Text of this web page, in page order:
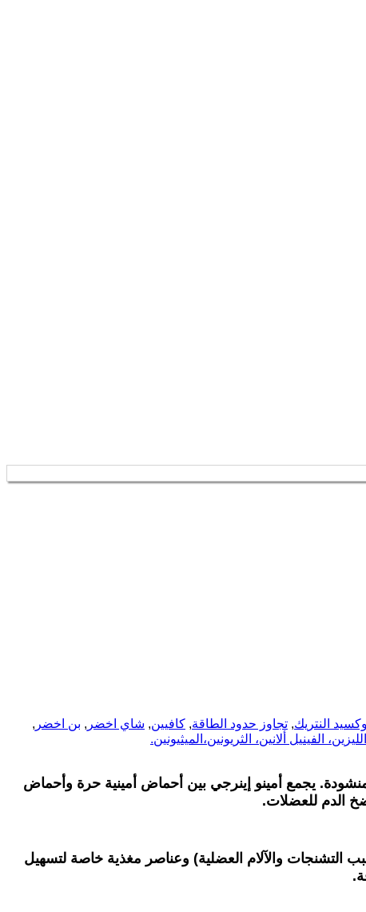
اوكسيد النتريك, تجاوز حدود الطاقة, كافيين, شاي اخضر , بن اخضر ,
الفينيل ألانين، الثريونين،الميثيونين.
يجمع أمينو إينرجي بين أحماض أمينية حرة وأحماض
ضخ الدم للعضلات.
والآلام العضلية) وعناصر مغذية خاصة لتسهيل
.